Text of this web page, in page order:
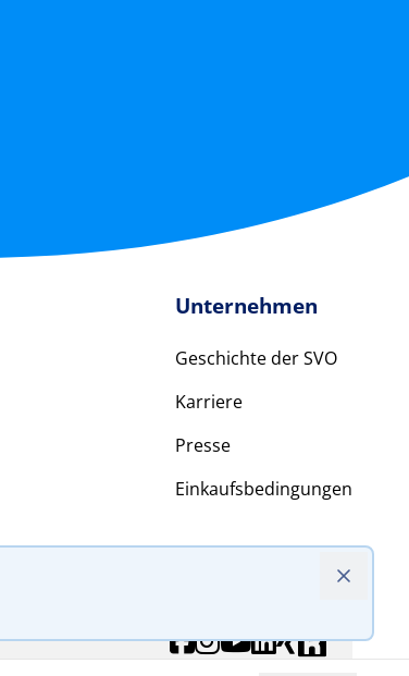
Unternehmen
Geschichte der SVO
Karriere
Presse
Einkaufsbedingungen